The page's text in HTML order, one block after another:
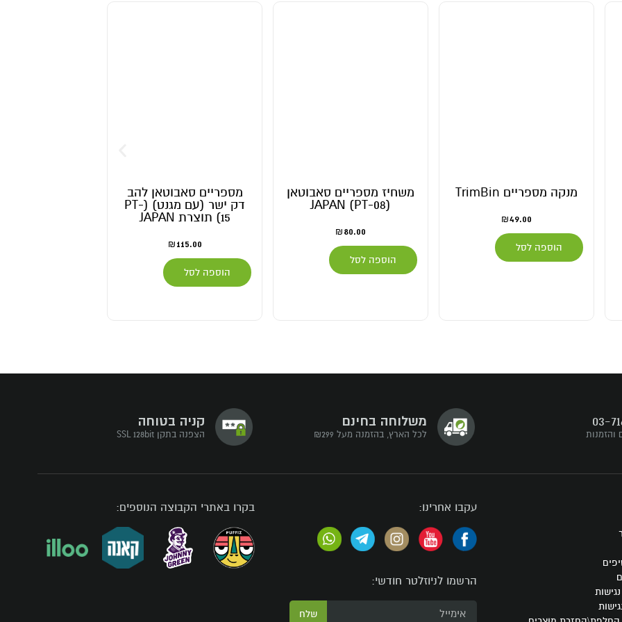
משחיז מספריים סאבוטאן
80.00
הוספה לסל
מספריים סאבוטאן להב
115.00
הוספה לסל
שקית לחות BOVEDA 58%
₪ 7.00
–
139.00
בחר אפשרויות
03-
והזמנות
משלוחה בחינם
לכל הארץ, בהזמנה מעל ₪299
קניה בטוחה
הצפנה בתקן SSL 128bit
עקבו אחרינו:
הרשמו לניוזלטר חודשי:
שלח
בקרו באתרי הקבוצה הנוספים: